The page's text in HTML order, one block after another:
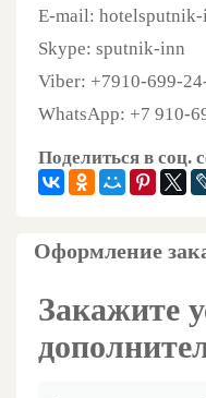
E-mail:
Skype: sputnik-inn
Viber: +7910-699-
WhatsApp: +7 910-
Поделиться в соц.
Оформление
Закажите